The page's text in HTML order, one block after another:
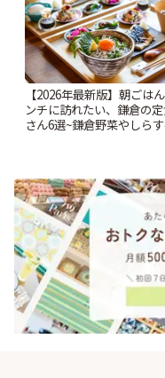
【2026年最新版】朝ごは
ンチに訪れたい、鎌倉の
さん6選~鎌倉野菜やしら